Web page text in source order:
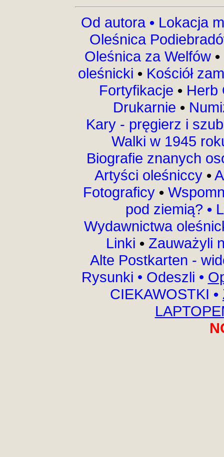
Od autora • Lokacja
Oleśnica
Oleśnica za Welfów•
oleśnicki •Kościół
Fortyfikacje • Herb
Drukarnie •
Kary - pręgierz i
Walki w 1945
Biografie znanych
Artyści oleśniccy •
Fotograficy •
pod ziemią? •
Wydawnictwa
Linki • Zauważyli
Alte Postkarten -
Rysunki • Odeszli •
CIEKAWOSTKI •